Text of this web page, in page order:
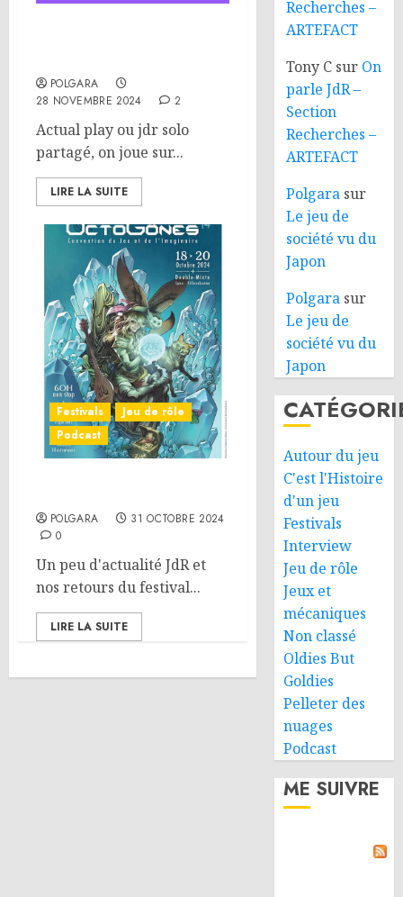
POLGARA
28 NOVEMBRE 2024
2
Actual play ou jdr solo
partagé, on joue sur...
LIRE LA SUITE
Festivals
Jeu de rôle
Podcast
POLGARA
31 OCTOBRE 2024
0
Un peu d'actualité JdR et
nos retours du festival...
LIRE LA SUITE
Recherches –
ARTEFACT
Tony C sur On
parle JdR –
Section
Recherches –
ARTEFACT
Polgara sur
Le jeu de
société vu du
Japon
Polgara sur
Le jeu de
société vu du
Japon
Autour du jeu
C'est l'Histoire
d'un jeu
Festivals
Interview
Jeu de rôle
Jeux et
mécaniques
Non classé
Oldies But
Goldies
Pelleter des
nuages
Podcast
ME SUIVRE